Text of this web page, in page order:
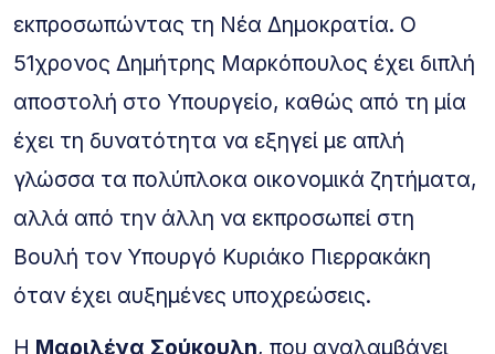
εκπροσωπώντας τη Νέα Δημοκρατία. Ο
51χρονος Δημήτρης Μαρκόπουλος έχει διπλή
αποστολή στο Υπουργείο, καθώς από τη μία
έχει τη δυνατότητα να εξηγεί με απλή
γλώσσα τα πολύπλοκα οικονομικά ζητήματα,
αλλά από την άλλη να εκπροσωπεί στη
Βουλή τον Υπουργό Κυριάκο Πιερρακάκη
όταν έχει αυξημένες υποχρεώσεις.
Η Μαριλένα Σούκουλη, που αναλαμβάνει